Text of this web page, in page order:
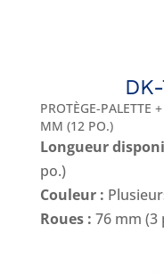
PROTÈGE-PALETTE
MM (12 PO.)
Longueur
po.)
Couleur :
Roues : 76 mm (3